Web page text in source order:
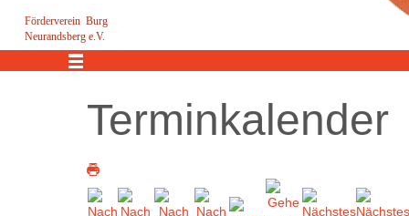
Förderverein Burg
Neurandsberg e.V.
Terminkalender